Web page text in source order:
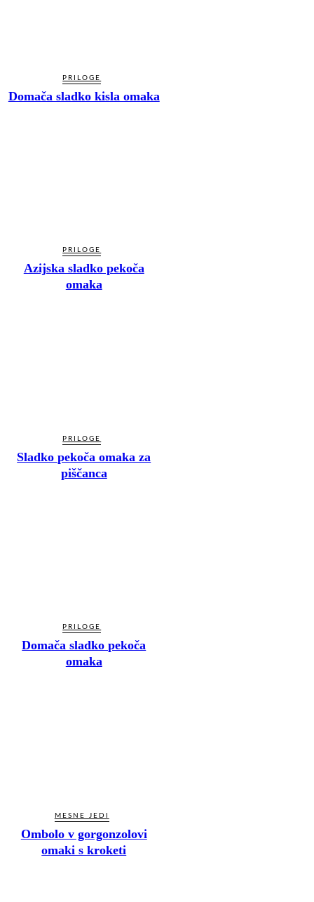
PRILOGE
Domača sladko kisla omaka
PRILOGE
Azijska sladko pekoča
omaka
PRILOGE
Sladko pekoča omaka za
piščanca
PRILOGE
Domača sladko pekoča
omaka
MESNE JEDI
Ombolo v gorgonzolovi
omaki s kroketi